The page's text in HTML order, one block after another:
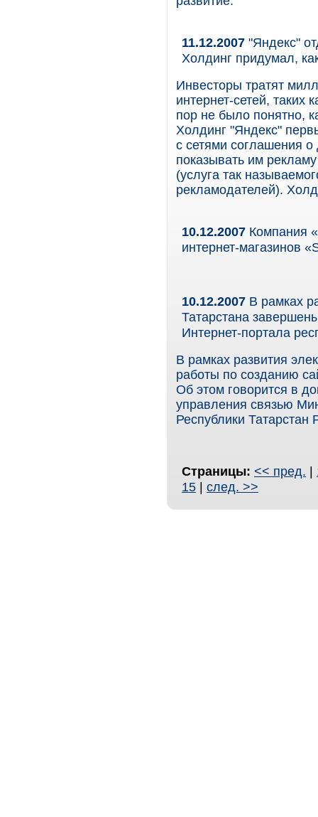
11.12.2007 "Яндекс"
Холдинг придумал,
Инвесторы тратят
интернет-сетей, таких
пор не было понятно,
Холдинг "Яндекс"
с сетями соглашения
показывать им
(услуга так
рекламодателей).
10.12.2007 Компания
интернет-магазинов
10.12.2007 В рамках
Татарстана
Интернет-портала
В рамках развития
работы по созданию
Об этом говорится в
управления связью
Республики
Страницы: << пред. |
15 | след. >>